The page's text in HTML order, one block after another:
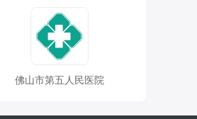
佛山市第五人民医院